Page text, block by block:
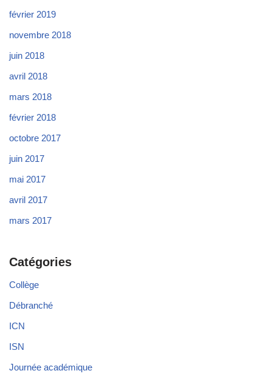
février 2019
novembre 2018
juin 2018
avril 2018
mars 2018
février 2018
octobre 2017
juin 2017
mai 2017
avril 2017
mars 2017
Catégories
Collège
Débranché
ICN
ISN
Journée académique